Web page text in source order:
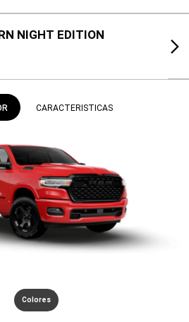
NIGHT EDITION
Next
CARACTERISTICAS
Colores